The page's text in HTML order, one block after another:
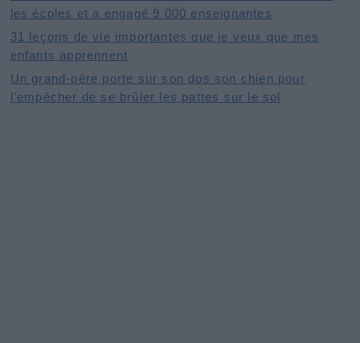
les écoles et a engagé 9 000 enseignantes
31 leçons de vie importantes que je veux que mes
enfants apprennent
Un grand-père porte sur son dos son chien pour
l’empêcher de se brûler les pattes sur le sol